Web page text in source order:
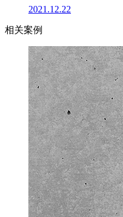
2021.12.22
相关案例